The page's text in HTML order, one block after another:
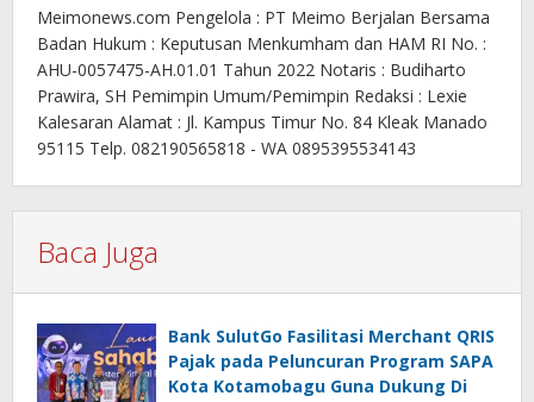
Meimonews.com Pengelola : PT Meimo Berjalan Bersama
Badan Hukum : Keputusan Menkumham dan HAM RI No. :
AHU-0057475-AH.01.01 Tahun 2022 Notaris : Budiharto
Prawira, SH Pemimpin Umum/Pemimpin Redaksi : Lexie
Kalesaran Alamat : Jl. Kampus Timur No. 84 Kleak Manado
95115 Telp. 082190565818 - WA 0895395534143
Baca Juga
Bank SulutGo Fasilitasi Merchant QRIS
Pajak pada Peluncuran Program SAPA
Kota Kotamobagu Guna Dukung Di